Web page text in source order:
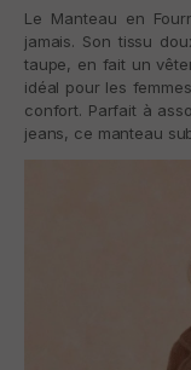
Le Manteau en
jamais. Son tissu
taupe, en fait un
idéal pour les
confort. Parfait à
jeans, ce manteau